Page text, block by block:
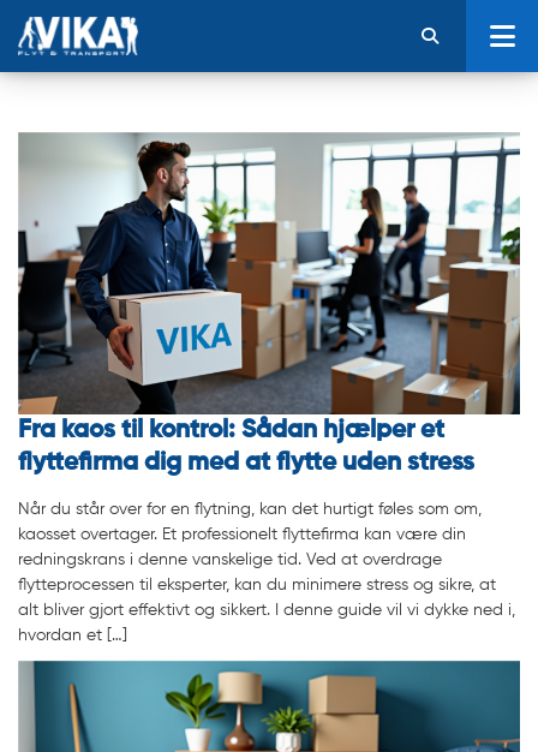
Fra kaos til kontrol: Sådan hjælper et
flyttefirma dig med at flytte uden stress
Når du står over for en flytning, kan det hurtigt føles som om,
kaosset overtager. Et professionelt flyttefirma kan være din
redningskrans i denne vanskelige tid. Ved at overdrage
flytteprocessen til eksperter, kan du minimere stress og sikre, at
alt bliver gjort effektivt og sikkert. I denne guide vil vi dykke ned i,
hvordan et […]